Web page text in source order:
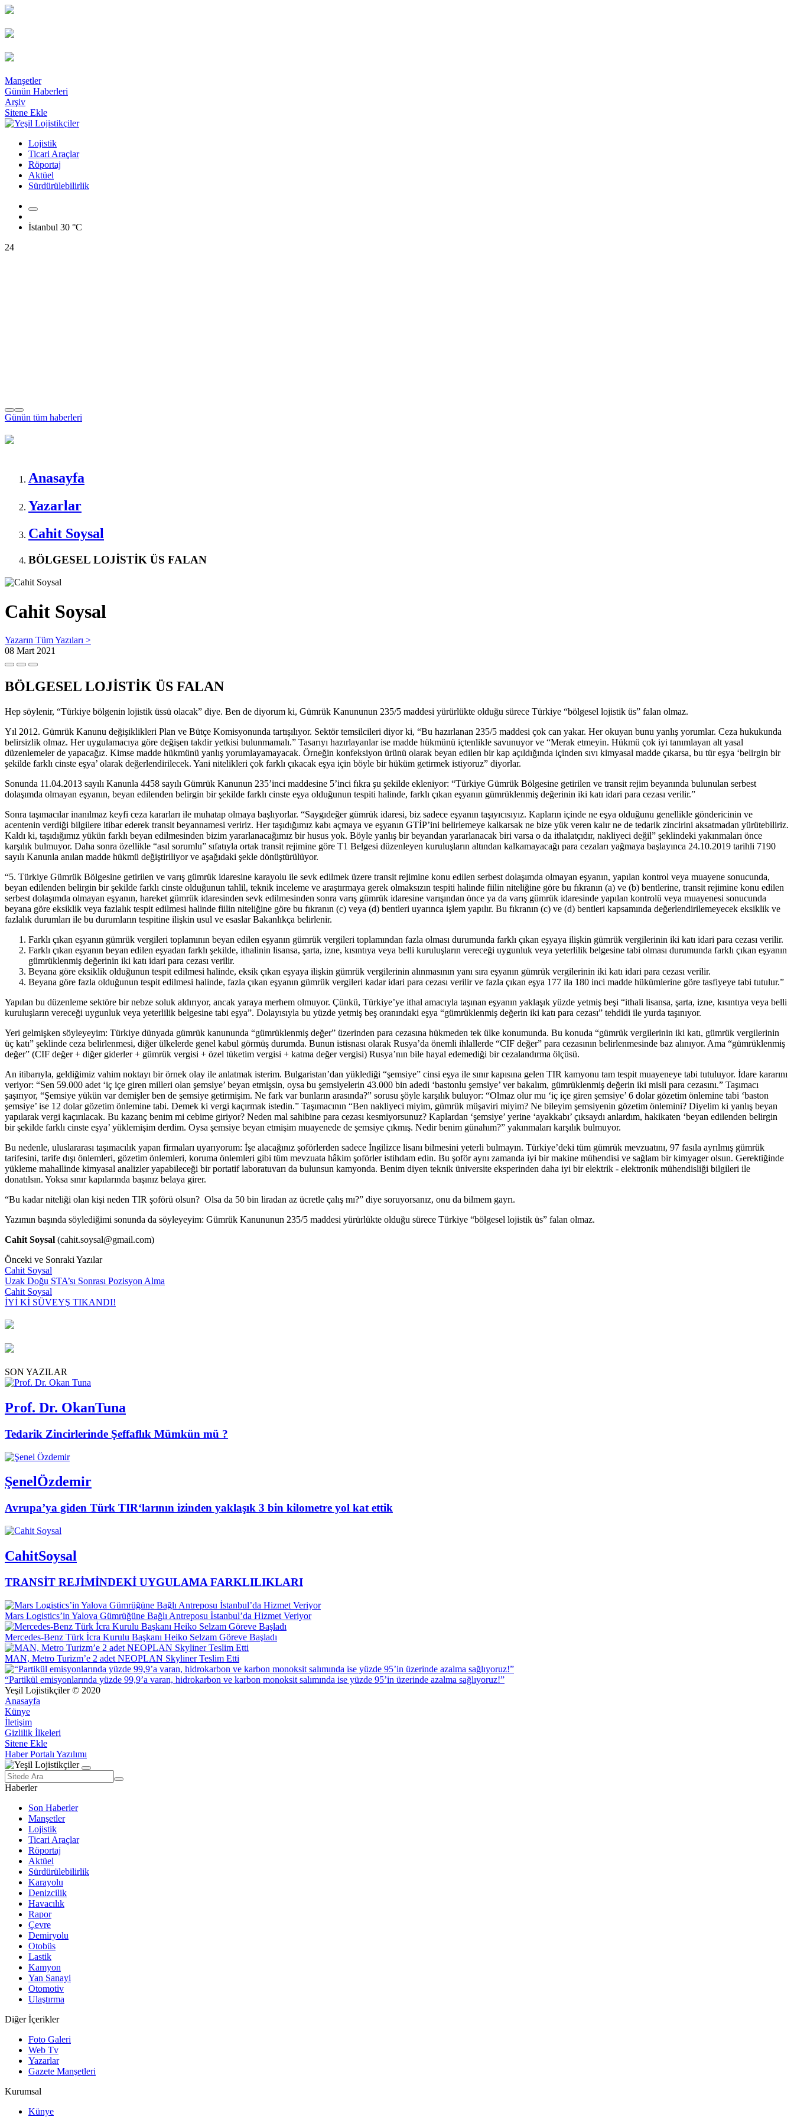
Manşetler
Günün Haberleri
Arşiv
Sitene Ekle
Lojistik
Ticari Araçlar
Röportaj
Aktüel
Sürdürülebilirlik
İstanbul 30 °C
24
Günün tüm haberleri
Anasayfa
Yazarlar
Cahit Soysal
BÖLGESEL LOJİSTİK ÜS FALAN
Cahit Soysal
Yazarın Tüm Yazıları >
08 Mart 2021
BÖLGESEL LOJİSTİK ÜS FALAN
Hep söylenir, “Türkiye bölgenin lojistik üssü olacak” diye. Ben de diyorum ki, Gümrük Kanununun 235/5 maddesi yürürlükte olduğu sürece Türkiye “bölgesel lojistik üs” falan olmaz.
Yıl 2012. Gümrük Kanunu değişiklikleri Plan ve Bütçe Komisyonunda tartışılıyor. Sektör temsilcileri diyor ki, “Bu hazırlanan 235/5 maddesi çok can yakar. Her okuyan bunu yanlış yorumlar. Ceza hukukunda
belirsizlik olmaz. Her uygulamacıya göre değişen takdir yetkisi bulunmamalı.” Tasarıyı hazırlayanlar ise madde hükmünü içtenlikle savunuyor ve “Merak etmeyin. Hükmü çok iyi tanımlayan alt yasal
düzenlemeler de yapacağız. Kimse madde hükmünü yanlış yorumlayamayacak. Örneğin konfeksiyon ürünü olarak beyan edilen bir kap açıldığında içinden sıvı kimyasal madde çıkarsa, bu tür eşya ‘belirgin bir
şekilde farklı cinste eşya’ olarak değerlendirilecek. Yani nitelikleri çok farklı çıkacak eşya için böyle bir hüküm getirmek istiyoruz” diyorlar.
Sonunda 11.04.2013 sayılı Kanunla 4458 sayılı Gümrük Kanunun 235’inci maddesine 5’inci fıkra şu şekilde ekleniyor: “Türkiye Gümrük Bölgesine getirilen ve transit rejim beyanında bulunulan serbest
dolaşımda olmayan eşyanın, beyan edilenden belirgin bir şekilde farklı cinste eşya olduğunun tespiti halinde, farklı çıkan eşyanın gümrüklenmiş değerinin iki katı idari para cezası verilir.”
Sonra taşımacılar inanılmaz keyfi ceza kararları ile muhatap olmaya başlıyorlar. “Saygıdeğer gümrük idaresi, biz sadece eşyanın taşıyıcısıyız. Kapların içinde ne eşya olduğunu genellikle göndericinin ve
acentenin verdiği bilgilere itibar ederek transit beyannamesi veririz. Her taşıdığımız kabı açmaya ve eşyanın GTİP’ini belirlemeye kalkarsak ne bize yük veren kalır ne de tedarik zincirini aksatmadan yürütebiliriz.
Kaldı ki, taşıdığımız yükün farklı beyan edilmesinden bizim yararlanacağımız bir husus yok. Böyle yanlış bir beyandan yararlanacak biri varsa o da ithalatçıdır, nakliyeci değil” şeklindeki yakınmaları önce
karşılık bulmuyor. Daha sonra özellikle “asıl sorumlu” sıfatıyla ortak transit rejimine göre T1 Belgesi düzenleyen kuruluşların altından kalkamayacağı para cezaları yağmaya başlayınca 24.10.2019 tarihli 7190
sayılı Kanunla anılan madde hükmü değiştiriliyor ve aşağıdaki şekle dönüştürülüyor.
“5. Türkiye Gümrük Bölgesine getirilen ve varış gümrük idaresine karayolu ile sevk edilmek üzere transit rejimine konu edilen serbest dolaşımda olmayan eşyanın, yapılan kontrol veya muayene sonucunda,
beyan edilenden belirgin bir şekilde farklı cinste olduğunun tahlil, teknik inceleme ve araştırmaya gerek olmaksızın tespiti halinde fiilin niteliğine göre bu fıkranın (a) ve (b) bentlerine, transit rejimine konu edilen
serbest dolaşımda olmayan eşyanın, hareket gümrük idaresinden sevk edilmesinden sonra varış gümrük idaresine varışından önce ya da varış gümrük idaresinde yapılan kontrolü veya muayenesi sonucunda
beyana göre eksiklik veya fazlalık tespit edilmesi halinde fiilin niteliğine göre bu fıkranın (c) veya (d) bentleri uyarınca işlem yapılır. Bu fıkranın (c) ve (d) bentleri kapsamında değerlendirilemeyecek eksiklik ve
fazlalık durumları ile bu durumların tespitine ilişkin usul ve esaslar Bakanlıkça belirlenir.
Farklı çıkan eşyanın gümrük vergileri toplamının beyan edilen eşyanın gümrük vergileri toplamından fazla olması durumunda farklı çıkan eşyaya ilişkin gümrük vergilerinin iki katı idari para cezası verilir.
Farklı çıkan eşyanın beyan edilen eşyadan farklı şekilde, ithalinin lisansa, şarta, izne, kısıntıya veya belli kuruluşların vereceği uygunluk veya yeterlilik belgesine tabi olması durumunda farklı çıkan eşyanın
gümrüklenmiş değerinin iki katı idari para cezası verilir.
Beyana göre eksiklik olduğunun tespit edilmesi halinde, eksik çıkan eşyaya ilişkin gümrük vergilerinin alınmasının yanı sıra eşyanın gümrük vergilerinin iki katı idari para cezası verilir.
Beyana göre fazla olduğunun tespit edilmesi halinde, fazla çıkan eşyanın gümrük vergileri kadar idari para cezası verilir ve fazla çıkan eşya 177 ila 180 inci madde hükümlerine göre tasfiyeye tabi tutulur.”
Yapılan bu düzenleme sektöre bir nebze soluk aldırıyor, ancak yaraya merhem olmuyor. Çünkü, Türkiye’ye ithal amacıyla taşınan eşyanın yaklaşık yüzde yetmiş beşi “ithali lisansa, şarta, izne, kısıntıya veya belli
kuruluşların vereceği uygunluk veya yeterlilik belgesine tabi eşya”. Dolayısıyla bu yüzde yetmiş beş oranındaki eşya “gümrüklenmiş değerin iki katı para cezası” tehdidi ile yurda taşınıyor.
Yeri gelmişken söyleyeyim: Türkiye dünyada gümrük kanununda “gümrüklenmiş değer” üzerinden para cezasına hükmeden tek ülke konumunda. Bu konuda “gümrük vergilerinin iki katı, gümrük vergilerinin
üç katı” şeklinde ceza belirlenmesi, diğer ülkelerde genel kabul görmüş durumda. Bunun istisnası olarak Rusya’da önemli ihlallerde “CIF değer” para cezasının belirlenmesinde baz alınıyor. Ama “gümrüklenmiş
değer” (CIF değer + diğer giderler + gümrük vergisi + özel tüketim vergisi + katma değer vergisi) Rusya’nın bile hayal edemediği bir cezalandırma ölçüsü.
An itibarıyla, geldiğimiz vahim noktayı bir örnek olay ile anlatmak isterim. Bulgaristan’dan yüklediği “şemsiye” cinsi eşya ile sınır kapısına gelen TIR kamyonu tam tespit muayeneye tabi tutuluyor. İdare kararını
veriyor: “Sen 59.000 adet ‘iç içe giren milleri olan şemsiye’ beyan etmişsin, oysa bu şemsiyelerin 43.000 bin adedi ‘bastonlu şemsiye’ ver bakalım, gümrüklenmiş değerin iki misli para cezasını.” Taşımacı
şaşırıyor, “Şemsiye yükün var demişler ben de şemsiye getirmişim. Ne fark var bunların arasında?” sorusu şöyle karşılık buluyor: “Olmaz olur mu ‘iç içe giren şemsiye’ 6 dolar gözetim önlemine tabi ‘baston
şemsiye’ ise 12 dolar gözetim önlemine tabi. Demek ki vergi kaçırmak istedin.” Taşımacının “Ben nakliyeci miyim, gümrük müşaviri miyim? Ne bileyim şemsiyenin gözetim önlemini? Diyelim ki yanlış beyan
yapılarak vergi kaçırılacak. Bu kazanç benim mi cebime giriyor? Neden mal sahibine para cezası kesmiyorsunuz? Kaplardan ‘şemsiye’ yerine ‘ayakkabı’ çıksaydı anlardım, hakikaten ‘beyan edilenden belirgin
bir şekilde farklı cinste eşya’ yüklemişim derdim. Oysa şemsiye beyan etmişim muayenede de şemsiye çıkmış. Nedir benim günahım?” yakınmaları karşılık bulmuyor.
Bu nedenle, uluslararası taşımacılık yapan firmaları uyarıyorum: İşe alacağınız şoförlerden sadece İngilizce lisanı bilmesini yeterli bulmayın. Türkiye’deki tüm gümrük mevzuatını, 97 fasıla ayrılmış gümrük
tarifesini, tarife dışı önlemleri, gözetim önlemleri, koruma önlemleri gibi tüm mevzuata hâkim şoförler istihdam edin. Bu şoför aynı zamanda iyi bir makine mühendisi ve sağlam bir kimyager olsun. Gerektiğinde
yükleme mahallinde kimyasal analizler yapabileceği bir portatif laboratuvarı da bulunsun kamyonda. Benim diyen teknik üniversite eksperinden daha iyi bir elektrik - elektronik mühendisliği bilgileri ile
donatılsın. Yoksa sınır kapılarında başınız belaya girer.
“Bu kadar niteliği olan kişi neden TIR şoförü olsun? Olsa da 50 bin liradan az ücretle çalış mı?” diye soruyorsanız, onu da bilmem gayrı.
Yazımın başında söylediğimi sonunda da söyleyeyim: Gümrük Kanununun 235/5 maddesi yürürlükte olduğu sürece Türkiye “bölgesel lojistik üs” falan olmaz.
Cahit Soysal (cahit.soysal@gmail.com)
Önceki ve Sonraki Yazılar
Cahit Soysal
Uzak Doğu STA’sı Sonrası Pozisyon Alma
Cahit Soysal
İYİ Kİ SÜVEYŞ TIKANDI!
SON YAZILAR
Prof. Dr. OkanTuna
Tedarik Zincirlerinde Şeffaflık Mümkün mü ?
ŞenelÖzdemir
Avrupa’ya giden Türk TIR‘larının izinden yaklaşık 3 bin kilometre yol kat ettik
CahitSoysal
TRANSİT REJİMİNDEKİ UYGULAMA FARKLILIKLARI
Mars Logistics’in Yalova Gümrüğüne Bağlı Antreposu İstanbul’da Hizmet Veriyor
Mercedes-Benz Türk İcra Kurulu Başkanı Heiko Selzam Göreve Başladı
MAN, Metro Turizm’e 2 adet NEOPLAN Skyliner Teslim Etti
“Partikül emisyonlarında yüzde 99,9’a varan, hidrokarbon ve karbon monoksit salımında ise yüzde 95’in üzerinde azalma sağlıyoruz!”
Yeşil Lojistikçiler © 2020
Anasayfa
Künye
İletişim
Gizlilik İlkeleri
Sitene Ekle
Haber Portalı Yazılımı
Haberler
Son Haberler
Manşetler
Lojistik
Ticari Araçlar
Röportaj
Aktüel
Sürdürülebilirlik
Karayolu
Denizcilik
Havacılık
Rapor
Çevre
Demiryolu
Otobüs
Lastik
Kamyon
Yan Sanayi
Otomotiv
Ulaştırma
Diğer İçerikler
Foto Galeri
Web Tv
Yazarlar
Gazete Manşetleri
Kurumsal
Künye